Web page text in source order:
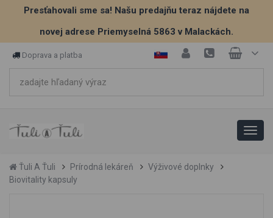
Presťahovali sme sa! Našu predajňu teraz nájdete na
novej adrese Priemyselná 5863 v Malackách.
Doprava a platba
Ťuli A Ťuli Prírodná lekáreň
Výživové doplnky
Biovitality kapsuly